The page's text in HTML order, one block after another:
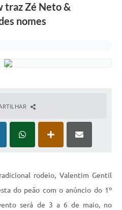
traz Zé Neto &
nomes
rodeio, Valentim Gentil
do peão com o anúncio do 1º
será de 3 a 6 de maio, no